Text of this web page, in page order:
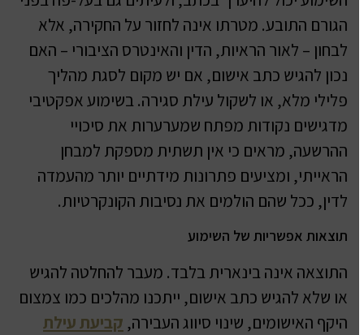
הגורם התובע. מטרתו אינה לחזור על החקירה, אלא
לבחון – לאור הראיות, הדין והאינטרס הציבורי – האם
נכון להגיש כתב אישום, אם יש מקום לסגת מהליך
פלילי מלא, או לשקול עילת סגירה. בשימוע אפקטיבי
מדגישים נקודות מפתח שמערערות את סיכויי
ההרשעה, מראים כי אין תשתית מספקת למבחן
הראייתי, ומציעים פתרונות מידתיים יותר מהעמדה
לדין, ככל שהם הולמים את נסיבות הקונקרטיות.
תוצאות אפשריות של השימוע
התוצאה אינה בינארית בלבד. מעבר להחלטה להגיש
או שלא להגיש כתב אישום, ייתכנו מהלכים כמו צמצום
היקף האישומים, שינוי סיווג העבירה,קביעת עילת